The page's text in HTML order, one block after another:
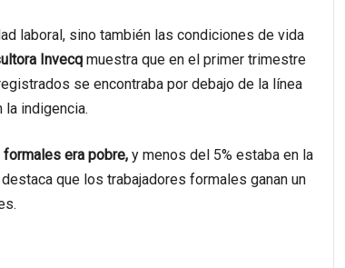
laboral, sino también las condiciones de vida
Invecqmuestra que en el primer trimestre
se encontraba por debajo de la línea
la indigencia.
era pobre,y menos del 5% estaba en la
que los trabajadores formales ganan un